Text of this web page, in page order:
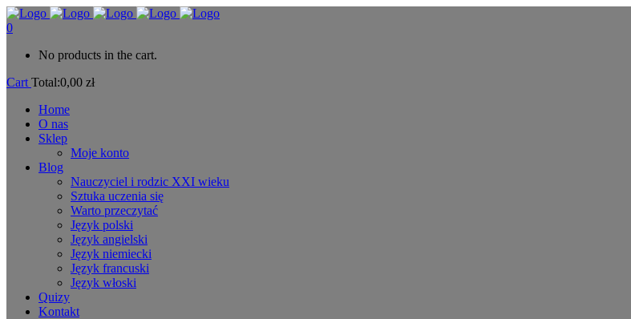
0
No products in the cart.
Cart Total:0,00 zł
Home
O nas
Sklep
Moje konto
Blog
Nauczyciel i rodzic XXI wieku
Sztuka uczenia się
Warto przeczytać
Język polski
Język angielski
Język niemiecki
Język francuski
Język włoski
Quizy
Kontakt